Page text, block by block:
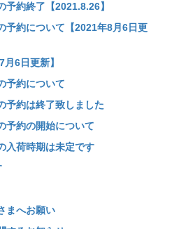
約終了【2021.8.26】
予約について【2021年8月6日更
6日更新】
予約について
予約は終了致しました
予約の開始について
入荷時期は未定です
まへお願い